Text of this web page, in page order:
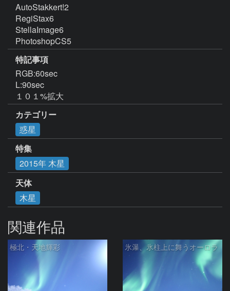
AutoStakkert!2
RegiStax6
StellaImage6
PhotoshopCS5
特記事項
RGB:60sec
L:90sec
１０１%拡大
カテゴリー
惑星
特集
2015年 木星
天体
木星
関連作品
極北・天地輝彩 氷瀑、氷柱上に舞うオーロラ